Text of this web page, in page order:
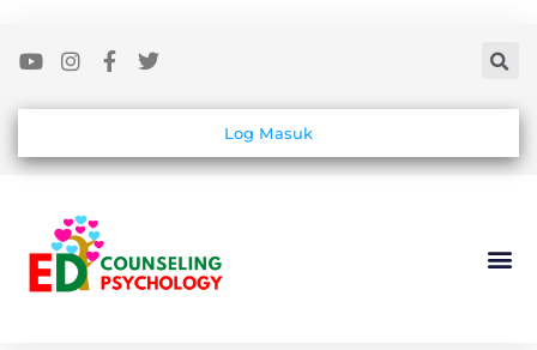
Log Masuk